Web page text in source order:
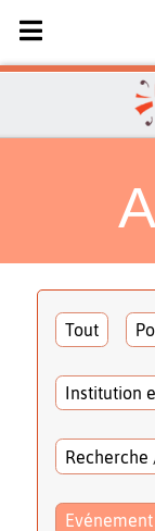
Sélectionnez votre
Tout
Institution
Evénement